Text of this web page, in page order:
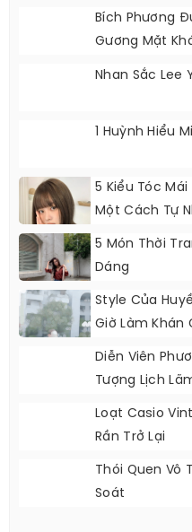
Bích Phương
Gương Mặt
Nhan Sắc Lee
1 Huỳnh Hiểu
5 Kiểu Tóc
Một Cách Tự
5 Món Thời
Dáng
Style Của
Giờ Làm Khán
Diễn Viên
Tượng Lịch
Loạt Casio
Rần Trở Lại
Thói Quen Vô
Soát